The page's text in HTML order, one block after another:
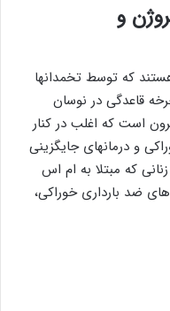
و
که توسط تخمدانها
قاعدگی در نوسان
است که اغلب در کنار
و درمانهای جایگزینی
که مبتلا به ام اس
ضد بارداری خوراکی،